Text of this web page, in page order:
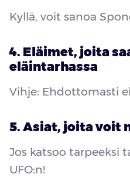
Kyllä, voit sanoa
4. Eläimet, joita
eläintarhassa
Vihje: Ehdottomasti
5. Asiat, joita voit
Jos katsoo tarpeeksi
UFO:n!